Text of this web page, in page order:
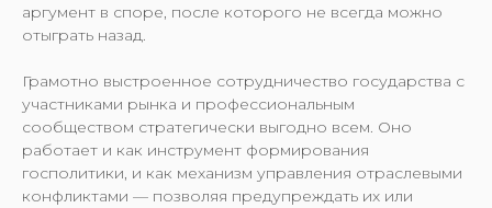
аргумент в споре, после которого не всегда можно
отыграть назад.
Грамотно выстроенное сотрудничество государства с
участниками рынка и профессиональным
сообществом стратегически выгодно всем. Оно
работает и как инструмент формирования
госполитики, и как механизм управления отраслевыми
конфликтами — позволяя предупреждать их или